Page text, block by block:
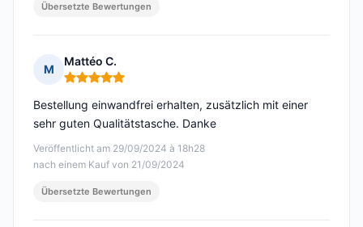
Übersetzte Bewertungen
M
Mattéo C.
Hinweis: 5 von 5
Veröffentlicht am 29/09/2024 à 18h28
nach einem Kauf von 21/09/2024
Bestellung einwandfrei erhalten, zusätzlich mit einer
sehr guten Qualitätstasche. Danke
Übersetzte Bewertungen